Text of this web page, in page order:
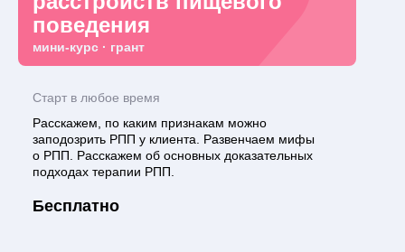
поведения
мини-курс · грант
Старт в любое время
Расскажем, по каким признакам можно
заподозрить РПП у клиента. Развенчаем мифы
о РПП. Расскажем об основных доказательных
подходах терапии РПП.
Бесплатно